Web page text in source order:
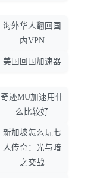
海外华人翻回国
内VPN
美国回国加速器
奇迹MU加速用什
么比较好
新加坡怎么玩七
人传奇：光与暗
之交战